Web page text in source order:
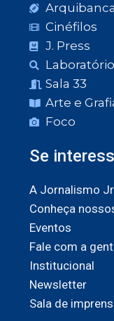
Cinéfilos
J. Press
Laboratório
Sala 33
Arte e
Foco
Se
A Jornalismo Jr
Conheça
Eventos
Fale com a
Institucional
Newsletter
Sala de